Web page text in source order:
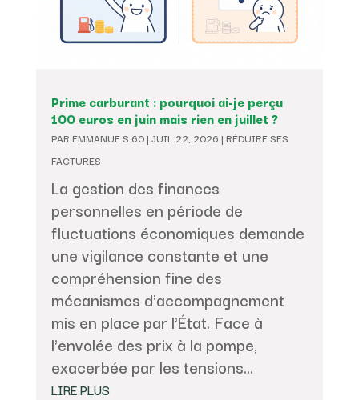
Prime carburant : pourquoi ai-je perçu
100 euros en juin mais rien en juillet ?
PAR EMMANUE.S.60| JUIL 22, 2026 | RÉDUIRE SES
FACTURES
La gestion des finances
personnelles en période de
fluctuations économiques demande
une vigilance constante et une
compréhension fine des
mécanismes d'accompagnement
mis en place par l'État. Face à
l'envolée des prix à la pompe,
exacerbée par les tensions...
LIRE PLUS